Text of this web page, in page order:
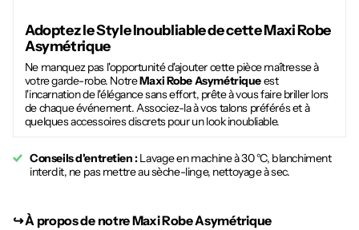
Adoptez le Style Inoubliable de cetteMaxi Robe
Asymétrique
Ne manquez pas l'opportunité d'ajouter cette pièce maîtresse à
votre garde-robe. NotreMaxi Robe Asymétriqueest
l'incarnation de l'élégance sans effort, prête à vous faire briller lors
de chaque événement. Associez-la à vos talons préférés et à
quelques accessoires discrets pour un look inoubliable.
Conseils d'entretien :Lavage en machine à 30 °C, blanchiment
interdit, ne pas mettre au sèche-linge, nettoyage à sec.
↪︎À propos de notre Maxi Robe Asymétrique